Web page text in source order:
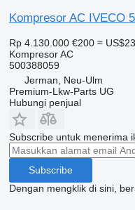
Kompresor AC IVECO
Rp 4.130.000 €200 ≈
Kompresor AC
500388059
Jerman, Neu-Ulm
Premium-Lkw-Parts UG
Hubungi penjual
Subscribe untuk menerima
Subscribe
Dengan mengklik di sini,